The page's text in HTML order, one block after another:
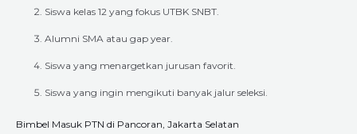
Siswa kelas 12 yang fokus UTBK SNBT.
Alumni SMA atau gap year.
Siswa yang menargetkan jurusan favorit.
Siswa yang ingin mengikuti banyak jalur seleksi.
Bimbel Masuk PTN di Pancoran, Jakarta Selatan